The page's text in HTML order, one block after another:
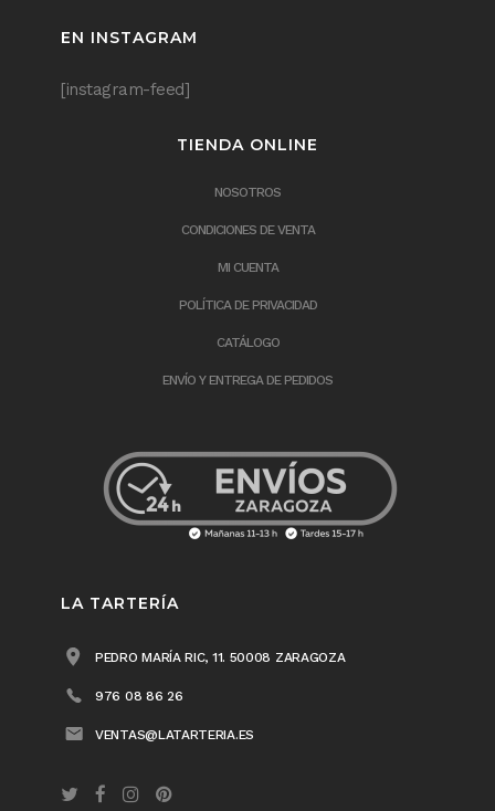
EN INSTAGRAM
[instagram-feed]
TIENDA ONLINE
NOSOTROS
CONDICIONES DE VENTA
MI CUENTA
POLÍTICA DE PRIVACIDAD
CATÁLOGO
ENVÍO Y ENTREGA DE PEDIDOS
LA TARTERÍA
PEDRO MARÍA RIC, 11. 50008 ZARAGOZA
976 08 86 26
VENTAS@LATARTERIA.ES